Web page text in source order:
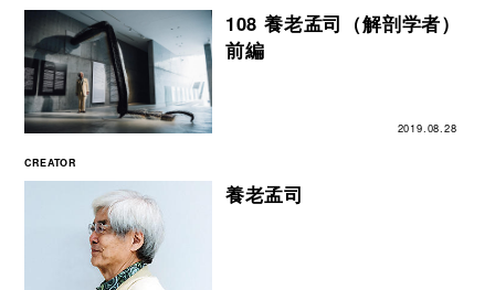
CREATOR
養老孟司
108 養老孟司（解剖学者）
前編
2019.08.28